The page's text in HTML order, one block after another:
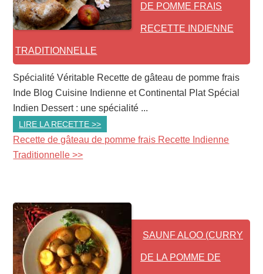
DE POMME FRAIS
RECETTE INDIENNE
TRADITIONNELLE
Spécialité Véritable Recette de gâteau de pomme frais
Inde Blog Cuisine Indienne et Continental Plat Spécial
Indien Dessert : une spécialité ...
LIRE LA RECETTE >>
Recette de gâteau de pomme frais Recette Indienne
Traditionnelle >>
SAUNF ALOO (CURRY
DE LA POMME DE